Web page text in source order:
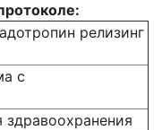
релизинг
с
здравоохранения